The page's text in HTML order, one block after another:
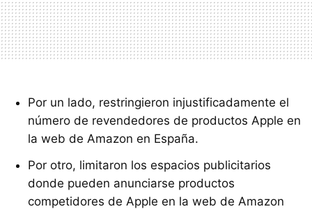
Por un lado, restringieron injustificadamente el
número de revendedores de productos Apple en
la web de Amazon en España.
Por otro, limitaron los espacios publicitarios
donde pueden anunciarse productos
competidores de Apple en la web de Amazon